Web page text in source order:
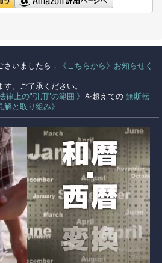
いましたら，
《こちらから》お知らせく
。ご了承ください。
法律上の"引用"の範囲 》 を超えての 無断転
と取り組み》